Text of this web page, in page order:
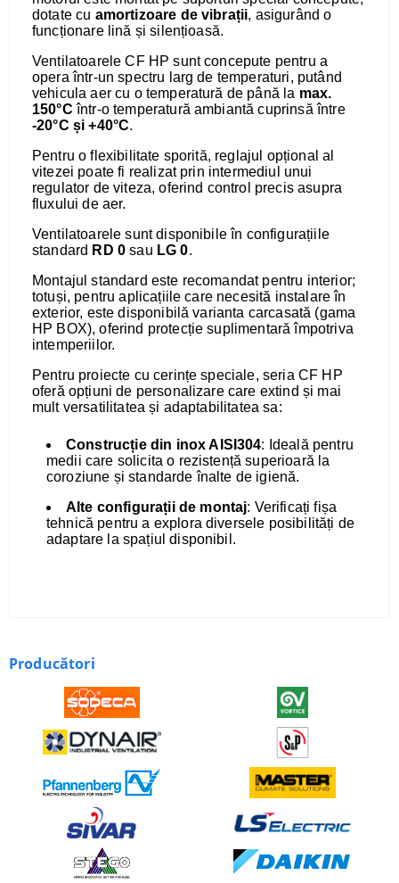
dotate cu amortizoare de vibrații, asigurând o
funcționare lină și silențioasă.
Ventilatoarele CF HP sunt concepute pentru a
opera într-un spectru larg de temperaturi, putând
vehicula aer cu o temperatură de până la max.
150°C într-o temperatură ambiantă cuprinsă între
-20°C și +40°C.
Pentru o flexibilitate sporită, reglajul opțional al
vitezei poate fi realizat prin intermediul unui
regulator de viteza, oferind control precis asupra
fluxului de aer.
Ventilatoarele sunt disponibile în configurațiile
standard RD 0sau LG 0.
Montajul standard este recomandat pentru interior;
totuși, pentru aplicațiile care necesită instalare în
exterior, este disponibilă varianta carcasată (gama
HP BOX), oferind protecție suplimentară împotriva
intemperiilor.
Pentru proiecte cu cerințe speciale, seria CF HP
oferă opțiuni de personalizare care extind și mai
mult versatilitatea și adaptabilitatea sa:
Construcție din inox AISI304: Ideală pentru
medii care solicita o rezistență superioară la
coroziune și standarde înalte de igienă.
Alte configurații de montaj: Verificați fișa
tehnică pentru a explora diversele posibilități de
adaptare la spațiul disponibil.
Producători